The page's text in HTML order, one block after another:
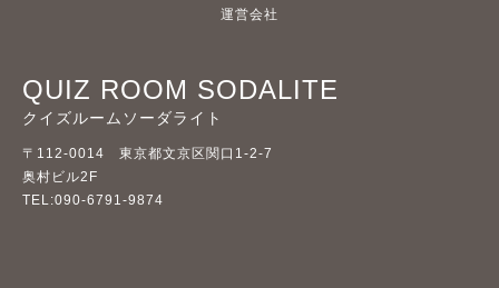
運営会社
QUIZ ROOM SODALITE
クイズルームソーダライト
〒112-0014 東京都文京区関口1-2-7
奥村ビル2F
TEL:090-6791-9874